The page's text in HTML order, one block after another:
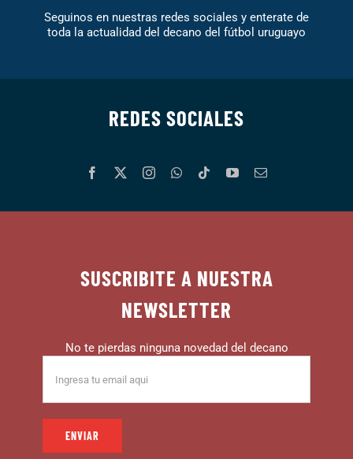
Seguinos en nuestras redes sociales y enterate de
toda la actualidad del decano del fútbol uruguayo
REDES SOCIALES
SUSCRIBITE A NUESTRA
NEWSLETTER
No te pierdas ninguna novedad del decano